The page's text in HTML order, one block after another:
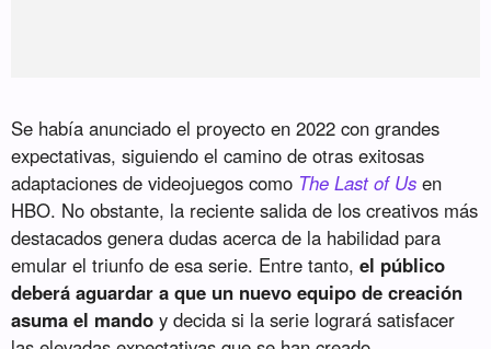
Se había anunciado el proyecto en 2022 con grandes
expectativas, siguiendo el camino de otras exitosas
adaptaciones de videojuegos como The Last of Us en
HBO. No obstante, la reciente salida de los creativos más
destacados genera dudas acerca de la habilidad para
emular el triunfo de esa serie. Entre tanto,el público
deberá aguardar a que un nuevo equipo de creación
asuma el mando y decida si la serie logrará satisfacer